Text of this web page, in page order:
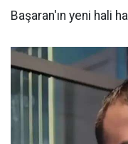
Başaran'ın yeni hali